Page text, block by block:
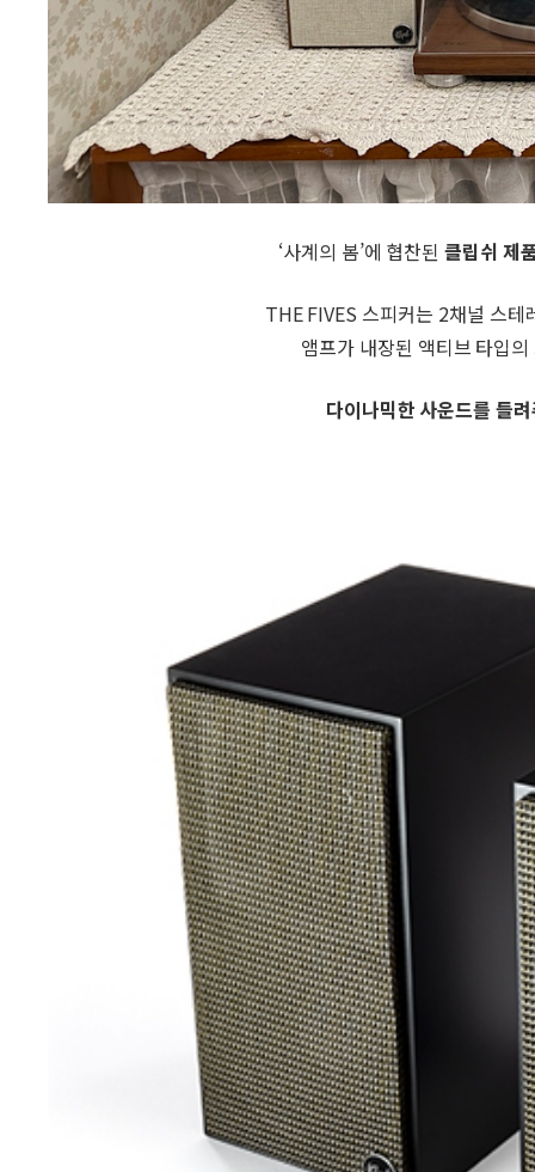
‘사계의 봄’에 협찬된클립쉬 제
THE FIVES 스피커는 2채널 스테
앰프가 내장된 액티브 타입
다이나믹한 사운드를 들